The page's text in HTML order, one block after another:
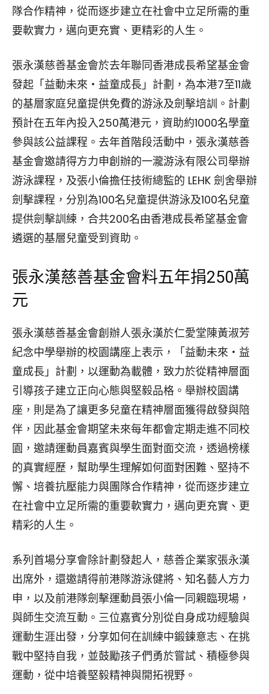
隊合作精神，從而逐步建立在社會中立足所需的重
要軟實力，邁向更充實、更精彩的人生。
張永漢慈善基金會於去年聯同香港成長希望基金會
發起「益動未來‧益童成長」計劃，為本港7至11歲
的基層家庭兒童提供免費的游泳及劍擊培訓。計劃
預計在五年內投入250萬港元，資助約1000名學童
參與該公益課程。去年首階段活動中，張永漢慈善
基金會邀請得方力申創辦的一瀧游泳有限公司舉辦
游泳課程，及張小倫擔任技術總監的 LEHK 劍舍舉辦
劍擊課程，分別為100名兒童提供游泳及100名兒童
提供劍擊訓練，合共200名由香港成長希望基金會
遴選的基層兒童受到資助。
張永漢慈善基金會料五年捐250萬
元
張永漢慈善基金會創辦人張永漢於仁愛堂陳黃淑芳
紀念中學舉辦的校園講座上表示，「益動未來‧益
童成長」計劃，以運動為載體，致力於從精神層面
引導孩子建立正向心態與堅毅品格。舉辦校園講
座，則是為了讓更多兒童在精神層面獲得啟發與陪
伴，因此基金會期望未來每年都會定期走進不同校
園，邀請運動員嘉賓與學生面對面交流，透過榜樣
的真實經歷，幫助學生理解如何面對困難、堅持不
懈、培養抗壓能力與團隊合作精神，從而逐步建立
在社會中立足所需的重要軟實力，邁向更充實、更
精彩的人生。
系列首場分享會除計劃發起人，慈善企業家張永漢
出席外，還邀請得前港隊游泳健將、知名藝人方力
申，以及前港隊劍擊運動員張小倫一同親臨現場，
與師生交流互動。三位嘉賓分別從自身成功經驗與
運動生涯出發，分享如何在訓練中鍛鍊意志、在挑
戰中堅持自我，並鼓勵孩子們勇於嘗試、積極參與
運動，從中培養堅毅精神與開拓視野。